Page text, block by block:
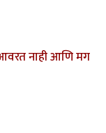
नाही आणि मग